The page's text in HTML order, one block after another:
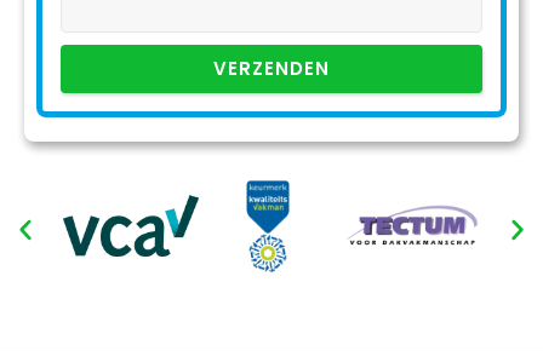
VERZENDEN